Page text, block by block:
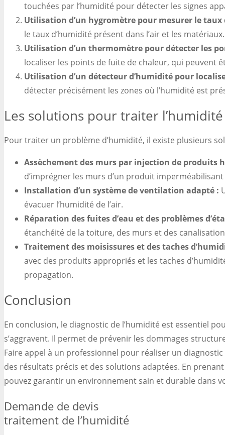
touchées par l’humidité pour détecter les signes
Utilisation d’un hygromètre pour mesurer le taux
le taux d’humidité présent dans l’air et les matériaux.
Utilisation d’un thermomètre pour détecter les
localiser les points de fuite de chaleur, qui peuvent
Utilisation d’un détecteur d’humidité pour
détecter précisément les zones où l’humidité est
Les solutions pour traiter l’humidité
Pour traiter un problème d’humidité, il existe plusieurs
Assèchement des murs par injection de produits
d’imprégner les murs d’un produit
Installation d’un système de ventilation adapté :
évacuer l’humidité de l’air.
Réparation des fuites d’eau et des problèmes
étanchéité de la toiture, des murs et des
Traitement des moisissures et des taches
avec des produits appropriés et les taches
propagation.
Conclusion
En conclusion, le diagnostic de l’humidité est essentiel
s’aggravent. Il permet de prévenir les dommages
Faire appel à un professionnel pour réaliser un
des résultats précis et des solutions adaptées. En
pouvez garantir un environnement sain et durable dans
Demande de devis
traitement de l’humidité